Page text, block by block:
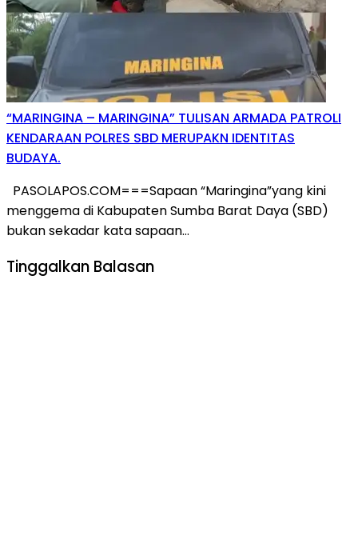
“MARINGINA – MARINGINA” TULISAN ARMADA PATROLI
KENDARAAN POLRES SBD MERUPAKN IDENTITAS
BUDAYA.
PASOLAPOS.COM===Sapaan “Maringina”yang kini
menggema di Kabupaten Sumba Barat Daya (SBD)
bukan sekadar kata sapaan…
Tinggalkan Balasan